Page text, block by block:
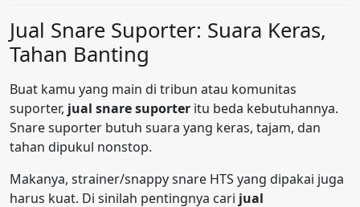
Jual Snare Suporter: Suara Keras,
Tahan Banting
Buat kamu yang main di tribun atau komunitas
suporter, jual snare suporter itu beda kebutuhannya.
Snare suporter butuh suara yang keras, tajam, dan
tahan dipukul nonstop.
Makanya, strainer/snappy snare HTS yang dipakai juga
harus kuat. Di sinilah pentingnya cari jual